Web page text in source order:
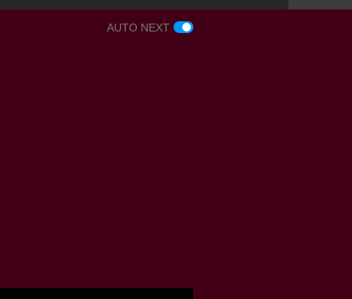
AUTO NEXT